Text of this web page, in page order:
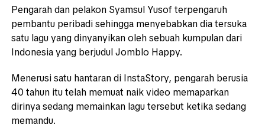
Pengarah dan pelakon Syamsul Yusof terpengaruh
pembantu peribadi sehingga menyebabkan dia tersuka
satu lagu yang dinyanyikan oleh sebuah kumpulan dari
Indonesia yang berjudul Jomblo Happy.
Menerusi satu hantaran di InstaStory, pengarah berusia
40 tahun itu telah memuat naik video memaparkan
dirinya sedang memainkan lagu tersebut ketika sedang
memandu.